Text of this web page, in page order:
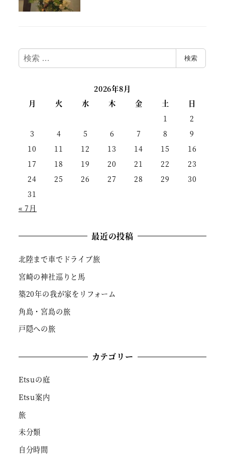
検
索
検索
2026年8月
月
火 水 木 金 土
日
1
2
3
4 5 6 7 8
9
10
11 12 13 14 15
16
17
18 19 20 21 22
23
24
25 26 27 28 29
30
31
« 7月
最近の投稿
北陸まで車でドライブ旅
宮崎の神社巡りと馬
築20年の我が家をリフォーム
角島・宮島の旅
戸隠への旅
カテゴリー
Etsuの庭
Etsu案内
旅
未分類
自分時間